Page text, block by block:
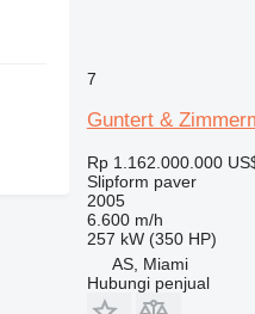
7
Guntert &
Rp 1.162.000.000
Slipform paver
2005
6.600 m/h
257 kW (350 HP)
AS, Miami
Hubungi penjual